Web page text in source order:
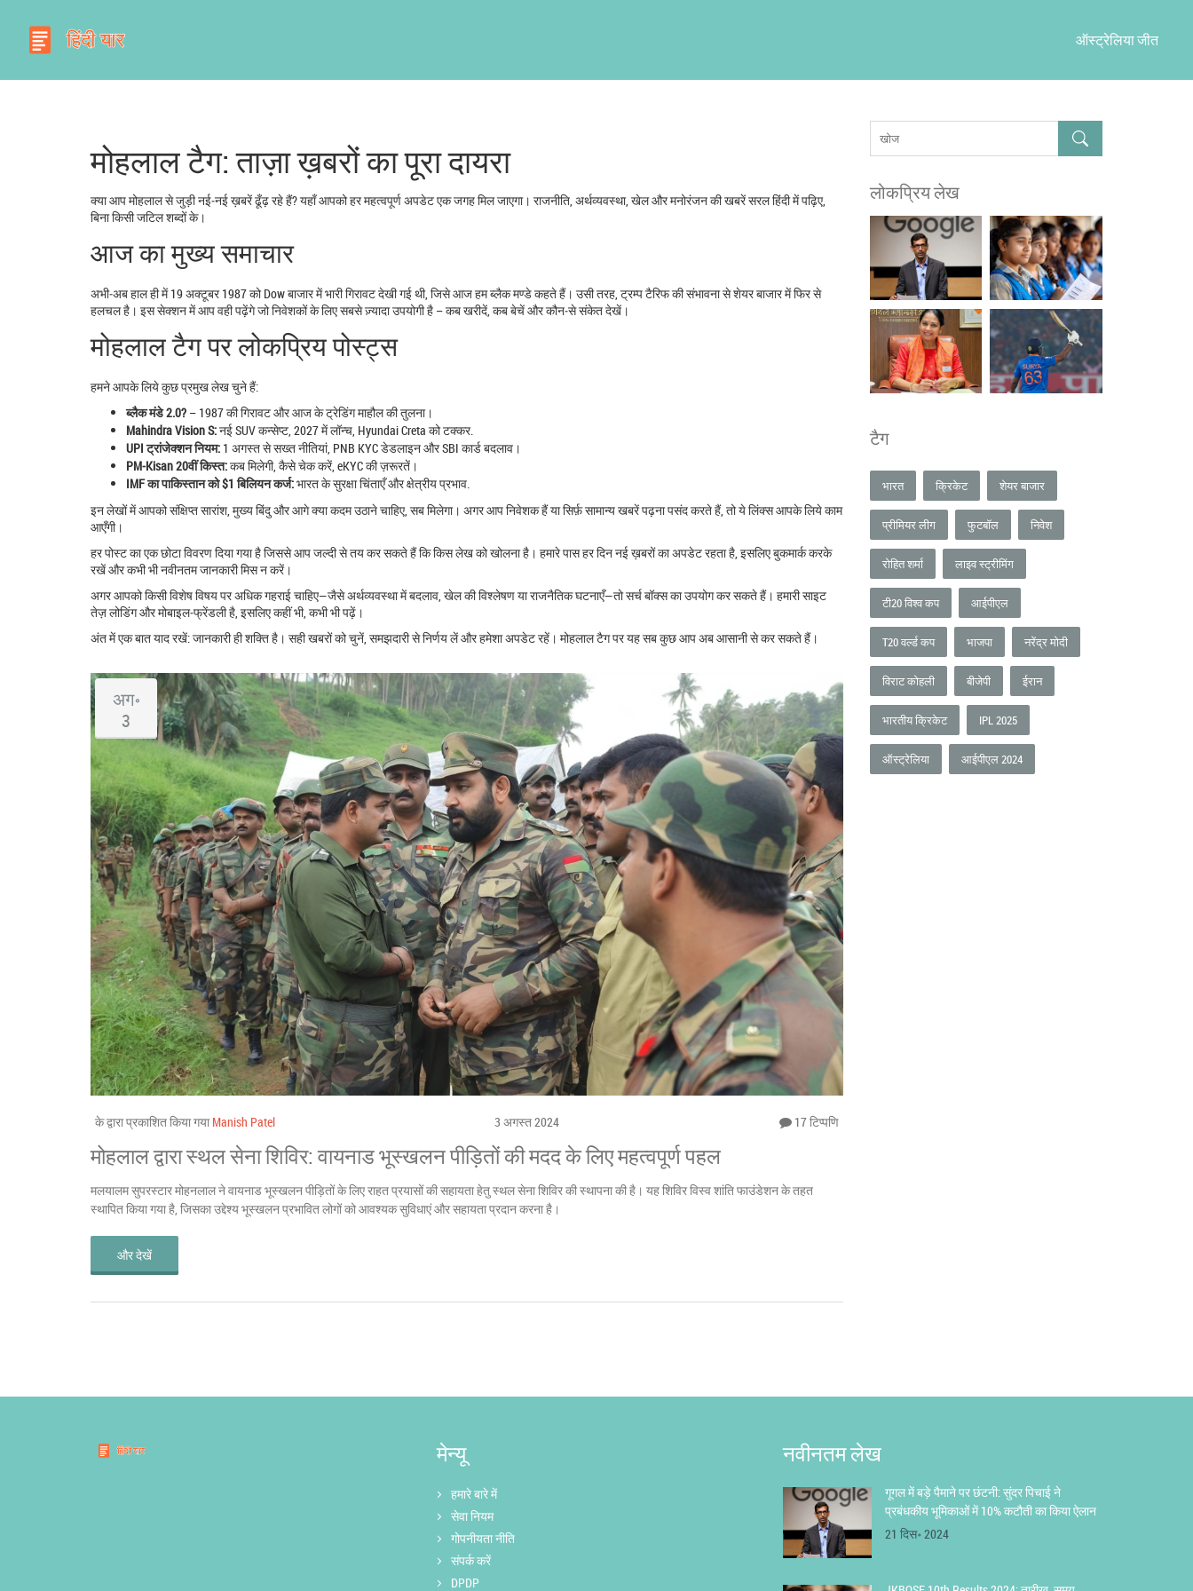
ऑस्ट्रेलिया जीत
मोहलाल टैग: ताज़ा ख़बरों का पूरा दायरा
क्या आप मोहलाल से जुड़ी नई‑नई ख़बरें ढूँढ़ रहे हैं? यहाँ आपको हर महत्वपूर्ण अपडेट एक जगह मिल जाएगा। राजनीति, अर्थव्यवस्था, खेल और मनोरंजन की खबरें सरल हिंदी में पढ़िए,
बिना किसी जटिल शब्दों के।
आज का मुख्य समाचार
अभी‑अब हाल ही में 19 अक्टूबर 1987 को Dow बाजार में भारी गिरावट देखी गई थी, जिसे आज हम ब्‍लैक मण्डे कहते हैं। उसी तरह, ट्रम्प टैरिफ की संभावना से शेयर बाजार में फिर से
हलचल है। इस सेक्शन में आप वही पढ़ेंगे जो निवेशकों के लिए सबसे ज़्यादा उपयोगी है – कब खरीदें, कब बेचें और कौन‑से संकेत देखें।
मोहलाल टैग पर लोकप्रिय पोस्ट्स
हमने आपके लिये कुछ प्रमुख लेख चुने हैं:
ब्लैक मंडे 2.0? – 1987 की गिरावट और आज के ट्रेडिंग माहौल की तुलना।
Mahindra Vision S:नई SUV कन्सेप्ट, 2027 में लॉन्च, Hyundai Creta को टक्कर.
UPI ट्रांजेक्शन नियम: 1 अगस्त से सख्त नीतियां, PNB KYC डेडलाइन और SBI कार्ड बदलाव।
PM‑Kisan 20वीं किस्त:कब मिलेगी, कैसे चेक करें, eKYC की ज़रूरतें।
IMF का पाकिस्तान को $1 बिलियन कर्ज:भारत के सुरक्षा चिंताएँ और क्षेत्रीय प्रभाव.
इन लेखों में आपको संक्षिप्त सारांश, मुख्य बिंदु और आगे क्या कदम उठाने चाहिए, सब मिलेगा। अगर आप निवेशक हैं या सिर्फ़ सामान्य खबरें पढ़ना पसंद करते हैं, तो ये लिंक्स आपके लिये काम
आएँगी।
हर पोस्ट का एक छोटा विवरण दिया गया है जिससे आप जल्दी से तय कर सकते हैं कि किस लेख को खोलना है। हमारे पास हर दिन नई ख़बरों का अपडेट रहता है, इसलिए बुकमार्क करके
रखें और कभी भी नवीनतम जानकारी मिस न करें।
अगर आपको किसी विशेष विषय पर अधिक गहराई चाहिए—जैसे अर्थव्यवस्था में बदलाव, खेल की विश्लेषण या राजनैतिक घटनाएँ—तो सर्च बॉक्स का उपयोग कर सकते हैं। हमारी साइट
तेज़ लोडिंग और मोबाइल‑फ्रेंडली है, इसलिए कहीं भी, कभी भी पढ़ें।
अंत में एक बात याद रखें: जानकारी ही शक्ति है। सही खबरों को चुनें, समझदारी से निर्णय लें और हमेशा अपडेट रहें। मोहलाल टैग पर यह सब कुछ आप अब आसानी से कर सकते हैं।
अग॰
3
के द्वारा प्रकाशित किया गया Manish Patel 3 अगस्त 2024 17 टिप्पणि
मोहलाल द्वारा स्थल सेना शिविर: वायनाड भूस्खलन पीड़ितों की मदद के लिए महत्वपूर्ण पहल
मलयालम सुपरस्टार मोहनलाल ने वायनाड भूस्खलन पीड़ितों के लिए राहत प्रयासों की सहायता हेतु स्थल सेना शिविर की स्थापना की है। यह शिविर विस्व शांति फाउंडेशन के तहत
स्थापित किया गया है, जिसका उद्देश्य भूस्खलन प्रभावित लोगों को आवश्यक सुविधाएं और सहायता प्रदान करना है।
और देखें
लोकप्रिय लेख
टैग
भारत क्रिकेट शेयर बाजार
प्रीमियर लीग फुटबॉल निवेश
रोहित शर्मा लाइव स्ट्रीमिंग
टी20 विश्व कप आईपीएल
T20 वर्ल्ड कप भाजपा नरेंद्र मोदी
विराट कोहली बीजेपी ईरान
भारतीय क्रिकेट IPL 2025
ऑस्ट्रेलिया आईपीएल 2024
मेन्यू
हमारे बारे में
सेवा नियम
गोपनीयता नीति
संपर्क करें
DPDP
नवीनतम लेख
गूगल में बड़े पैमाने पर छंटनी: सुंदर पिचाई ने
प्रबंधकीय भूमिकाओं में 10% कटौती का किया ऐलान
21 दिस॰ 2024